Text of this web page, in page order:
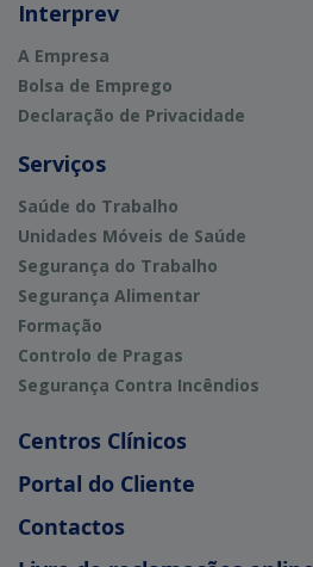
Interprev
A Empresa
Bolsa de Emprego
Declaração de Privacidade
Serviços
Saúde do Trabalho
Unidades Móveis de Saúde
Segurança do Trabalho
Segurança Alimentar
Formação
Controlo de Pragas
Segurança Contra Incêndios
Centros Clínicos
Portal do Cliente
Contactos